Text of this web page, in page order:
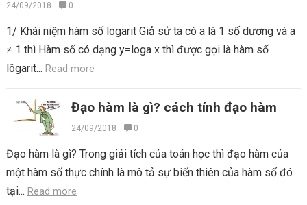
24/09/2018 0
1/ Khái niệm hàm số logarit Giả sử ta có a là 1 số dương và a
≠ 1 thì Hàm số có dạng y=loga x thì được gọi là hàm số
lôgarit... Read more
Đạo hàm là gì? cách tính đạo hàm
24/09/2018 0
Đạo hàm là gì? Trong giải tích của toán học thì đạo hàm của
một hàm số thực chính là mô tả sự biến thiên của hàm số đó
tại... Read more